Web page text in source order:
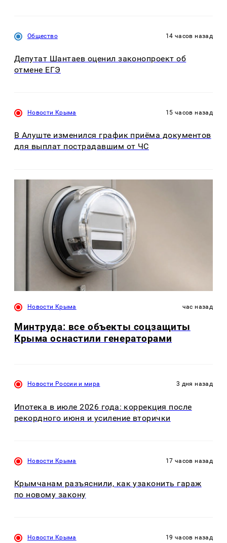
Общество 14 часов назад
Депутат Шантаев оценил законопроект об
отмене ЕГЭ
Новости Крыма 15 часов назад
В Алуште изменился график приёма документов
для выплат пострадавшим от ЧС
Новости Крыма час назад
Минтруда: все объекты соцзащиты
Крыма оснастили генераторами
Новости России и мира 3 дня назад
Ипотека в июле 2026 года: коррекция после
рекордного июня и усиление вторички
Новости Крыма 17 часов назад
Крымчанам разъяснили, как узаконить гараж
по новому закону
Новости Крыма 19 часов назад